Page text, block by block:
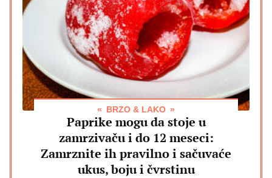
BRZO & LAKO
Paprike mogu da stoje u
zamrzivaču i do 12 meseci:
Zamrznite ih pravilno i sačuvaće
ukus, boju i čvrstinu